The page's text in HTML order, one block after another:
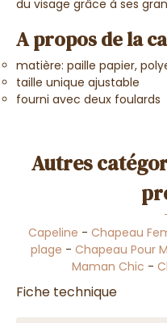
du visage grâce à ses
A propos de la
matière: paille papier,
taille unique ajustable
fourni avec deux foulards
Autres
Capeline - Chapeau
plage - Chapeau Pour
Maman Chic -
Fiche technique